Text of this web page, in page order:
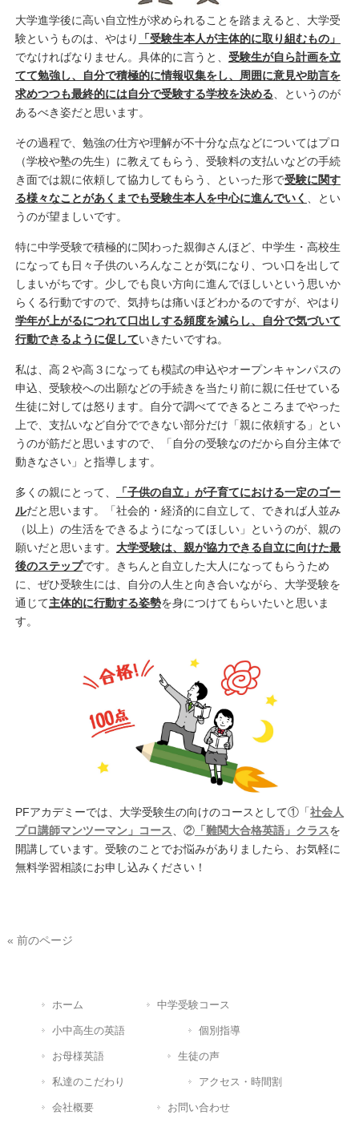
大学進学後に高い自立性が求められることを踏まえると、大学受
験というものは、やはり
「受験生本人が主体的に取り組むもの」
でなければなりません。具体的に言うと、 受験生が自ら計画を立
てて勉強し、自分で積極的に情報収集をし、周囲に意見や助言を
求めつつも最終的には自分で受験する学校を決める 、というのが
あるべき姿だと思います。
その過程で、勉強の仕方や理解が不十分な点などについてはプロ
（学校や塾の先生）に教えてもらう、受験料の支払いなどの手続
き面では親に依頼して協力してもらう、といった形で受験に関す
る様々なことがあくまでも受験生本人を中心に進んでいく
、とい
うのが望ましいです。
特に中学受験で積極的に関わった親御さんほど、中学生・高校生
になっても日々子供のいろんなことが気になり、つい口を出して
しまいがちです。少しでも良い方向に進んでほしいという思いか
らくる行動ですので、気持ちは痛いほどわかるのですが、やはり
学年が上がるにつれて口出しする頻度を減らし、自分で気づいて
行動できるように促していきたいですね。
私は、高２や高３になっても模試の申込やオープンキャンパスの
申込、受験校への出願などの手続きを当たり前に親に任せている
生徒に対しては怒ります。自分で調べてできるところまでやった
上で、支払いなど自分でできない部分だけ「親に依頼する」とい
うのが筋だと思いますので、「自分の受験なのだから自分主体で
動きなさい」と指導します。
多くの親にとって、
「子供の自立」が子育てにおける一定のゴー
ルだと思います。「社会的・経済的に自立して、できれば人並み
（以上）の生活をできるようになってほしい」というのが、親の
願いだと思います。 大学受験は、親が協力できる自立に向けた最
後のステップです。きちんと自立した大人になってもらうため
に、ぜひ受験生には、自分の人生と向き合いながら、大学受験を
通じて主体的に行動する姿勢を身につけてもらいたいと思いま
す。
PFアカデミーでは、大学受験生の向けのコースとして①「社会人
プロ講師マンツーマン」コース 、②「難関大合格英語」クラスを
開講しています。受験のことでお悩みがありましたら、お気軽に
無料学習相談にお申し込みください！
« 前のページ
ホーム 中学受験コース
小中高生の英語 個別指導
お母様英語 生徒の声
私達のこだわり アクセス・時間割
会社概要 お問い合わせ